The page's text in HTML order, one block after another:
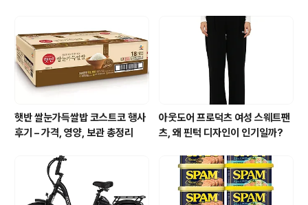
햇반 쌀눈가득쌀밥 코스트코 행사
후기 – 가격, 영양, 보관 총정리
아웃도어 프로덕츠 여성 스웨트팬
츠, 왜 핀턱 디자인이 인기일까?